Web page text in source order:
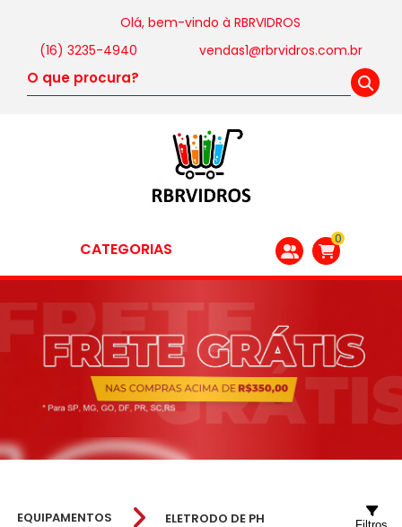
Olá, bem-vindo à RBRVIDROS
(16) 3235-4940
vendas1@rbrvidros.com.br
CATEGORIAS 0
EQUIPAMENTOS ELETRODO DE PH